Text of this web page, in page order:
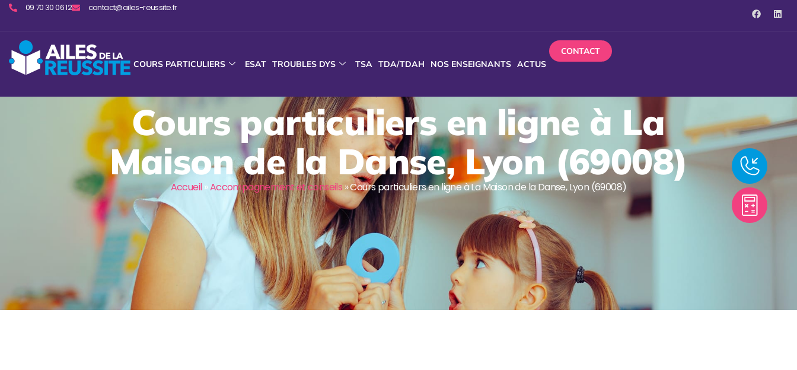
09 70 30 06 12 contact@ailes-reussite.fr
COURS PARTICULIERS ESAT TROUBLES DYS TSA TDA/TDAH NOS ENSEIGNANTS ACTUS
CONTACT
Cours particuliers en ligne à La
Maison de la Danse, Lyon (69008)
Accueil»Accompagnement et conseils »Cours particuliers en ligne à La Maison de la Danse, Lyon (69008)